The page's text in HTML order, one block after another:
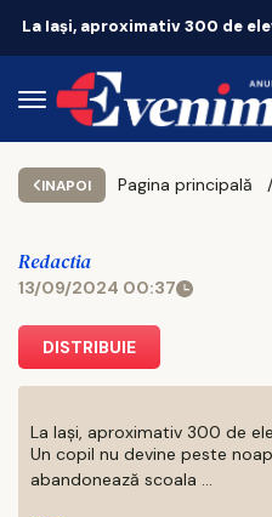
La Iași, aproximativ 300 de elevi sunt în risc de abandon
INAPOI Pagina principală
Redactia
13/09/2024 00:37
DISTRIBUIE
La Iași, aproximativ 300 de
Un copil nu devine peste
abandonează scoala ...